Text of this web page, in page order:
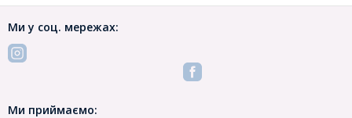
Ми у соц. мережах:
Ми приймаємо: